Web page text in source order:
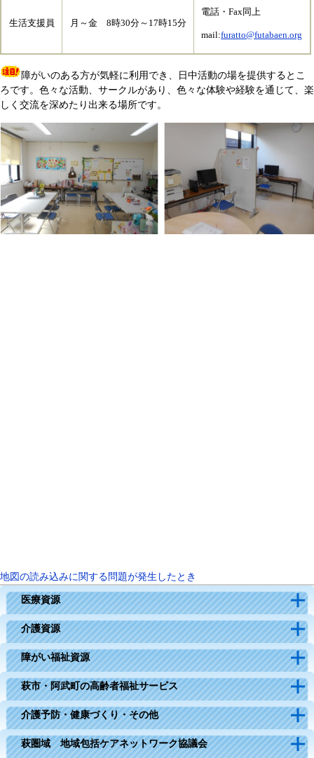
生活支援員 月～金 8時30分～17時15分
電話・Fax同上
mail:furatto@futabaen.org
障がいのある方が気軽に利用でき、日中活動の場を提供するとこ
ろです。色々な活動、サークルがあり、色々な体験や経験を通じて、楽
しく交流を深めたり出来る場所です。
地図の読み込みに関する問題が発生したとき
医療資源
介護資源
障がい福祉資源
萩市・阿武町の高齢者福祉サービス
介護予防・健康づくり・その他
萩圏域 地域包括ケアネットワーク協議会